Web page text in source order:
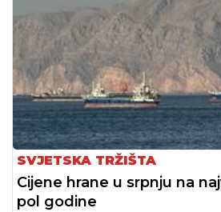
SVJETSKA TRŽIŠTA
Cijene hrane u srpnju na
pol godine